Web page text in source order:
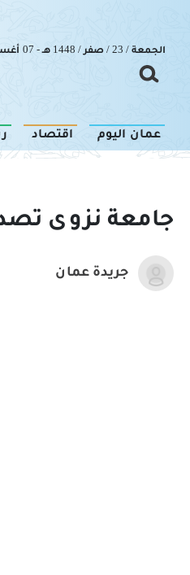
الجمعة / 23 / صفر / 1448 هـ - 07 أغسطس 2026 م
عمان اليوم اقتصاد
جامعة نزوى
جريدة عمان